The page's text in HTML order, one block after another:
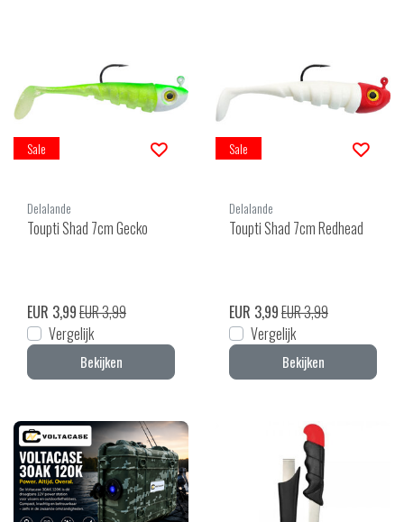
Sale
Delalande
Toupti Shad 7cm Gecko
EUR 3,99EUR 3,99
Vergelijk
Bekijken
Sale
Delalande
Toupti Shad 7cm Redhead
EUR 3,99EUR 3,99
Vergelijk
Bekijken